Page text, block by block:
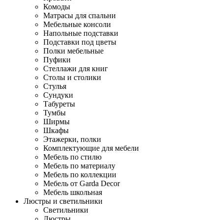
Комоды
Матрасы для спальни
Мебельные консоли
Напольные подставки
Подставки под цветы
Полки мебельные
Пуфики
Стеллажи для книг
Столы и столики
Стулья
Сундуки
Табуреты
Тумбы
Ширмы
Шкафы
Этажерки, полки
Комплектующие для мебели
Мебель по стилю
Мебель по материалу
Мебель по коллекции
Мебель от Garda Decor
Мебель школьная
Люстры и светильники
Светильники